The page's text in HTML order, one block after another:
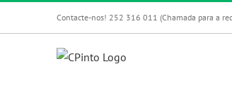
Contacte-nos! 252 316 011 (Chamada para a